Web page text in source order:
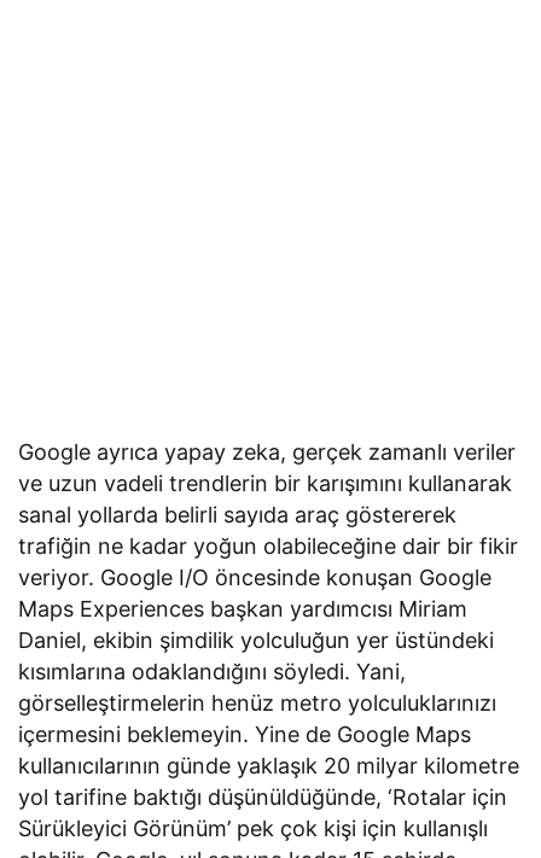
Google ayrıca yapay zeka, gerçek zamanlı veriler
ve uzun vadeli trendlerin bir karışımını kullanarak
sanal yollarda belirli sayıda araç göstererek
trafiğin ne kadar yoğun olabileceğine dair bir fikir
veriyor. Google I/O öncesinde konuşan Google
Maps Experiences başkan yardımcısı Miriam
Daniel, ekibin şimdilik yolculuğun yer üstündeki
kısımlarına odaklandığını söyledi. Yani,
görselleştirmelerin henüz metro yolculuklarınızı
içermesini beklemeyin. Yine de Google Maps
kullanıcılarının günde yaklaşık 20 milyar kilometre
yol tarifine baktığı düşünüldüğünde, ‘Rotalar için
Sürükleyici Görünüm’ pek çok kişi için kullanışlı